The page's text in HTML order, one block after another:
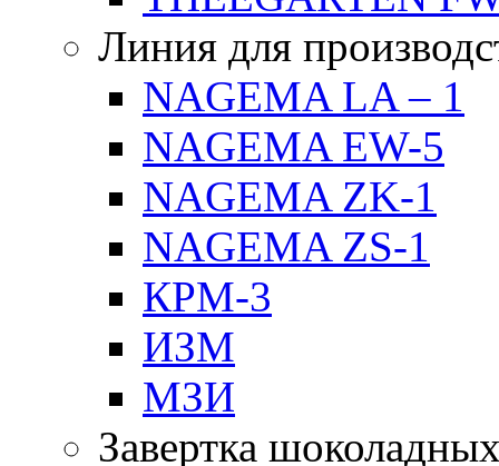
Линия для
NAGEMA LA – 1
NAGEMA EW-5
NAGEMA ZK-1
NAGEMA ZS-1
КРМ-3
ИЗМ
МЗИ
Завертка